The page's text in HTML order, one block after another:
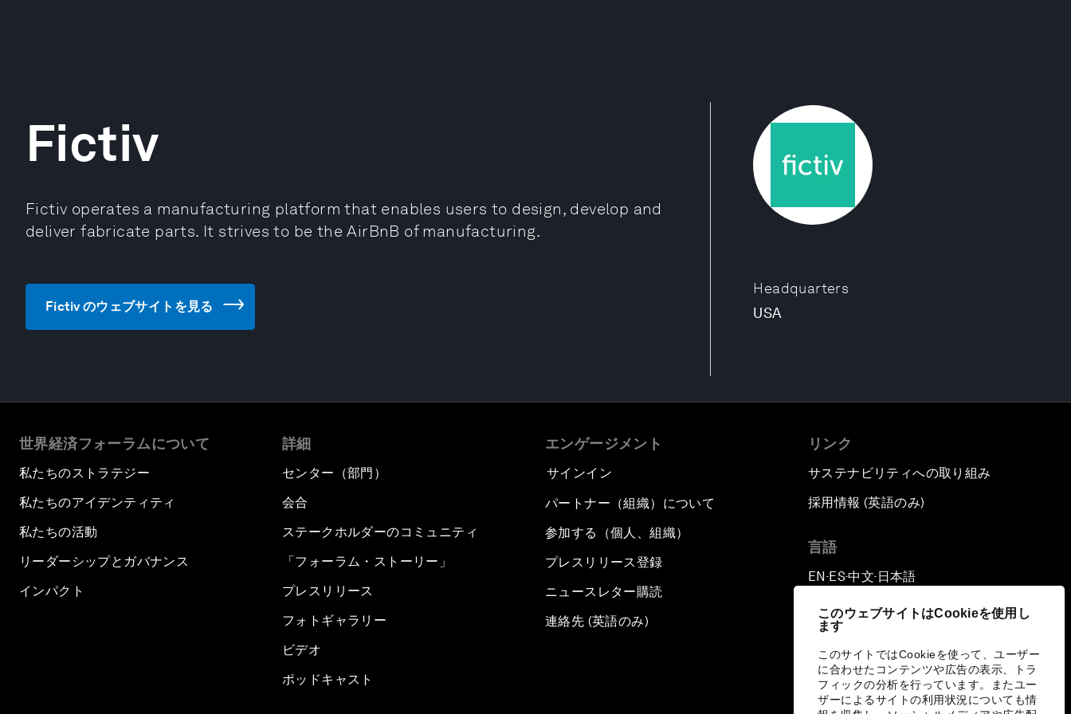
このウェブサイトはCookieを使用し
ます
このサイトではCookieを使って、ユーザー
に合わせたコンテンツや広告の表示、トラ
フィックの分析を行っています。またユー
ザーによるサイトの利用状況についても情
Headquarters
USA
Fictiv
Fictiv operates a manufacturing platform that enables users to design, develop and
deliver fabricate parts. It strives to be the AirBnB of manufacturing.
Fictiv のウェブサイトを見る
世界経済フォーラムについて
私たちのストラテジー
私たちのアイデンティティ
私たちの活動
リーダーシップとガバナンス
インパクト
詳細
センター（部門）
会合
ステークホルダーのコミュニティ
「フォーラム・ストーリー」
プレスリリース
フォトギャラリー
ビデオ
ポッドキャスト
エンゲージメント
サインイン
パートナー（組織）について
参加する（個人、組織）
プレスリリース登録
ニュースレター購読
連絡先 (英語のみ)
リンク
サステナビリティへの取り組み
採用情報 (英語のみ)
言語
EN ▪ES▪中文▪ 日本語